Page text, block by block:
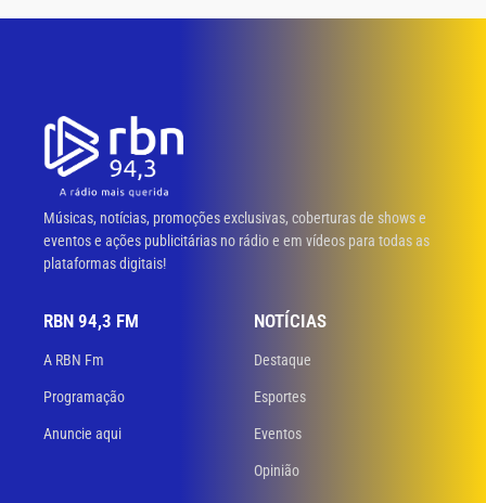
Músicas, notícias, promoções exclusivas, coberturas de shows e
eventos e ações publicitárias no rádio e em vídeos para todas as
plataformas digitais!
RBN 94,3 FM
A RBN Fm
Programação
Anuncie aqui
NOTÍCIAS
Destaque
Esportes
Eventos
Opinião